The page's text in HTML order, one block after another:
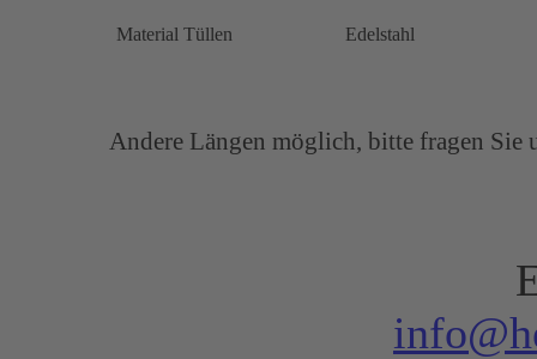
Material Tüllen Edelstahl
Andere Längen möglich, bitte fragen Sie